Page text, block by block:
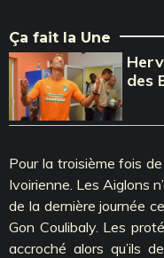
Ça fait la Une
des
Pour la troisième fois
Ivoirienne. Les Aiglons
de la dernière journée
Gon Coulibaly. Les
accroché alors qu’ils